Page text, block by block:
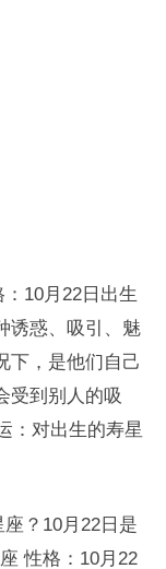
10月22日出生
诱惑、吸引、魅
下，是他们自己
受到别人的吸
：对出生的寿星
？10月22日是
性格：10月22